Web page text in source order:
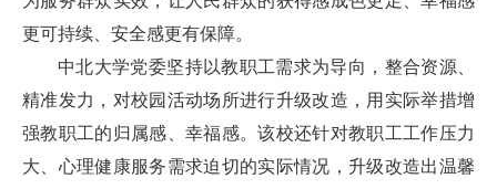
更可持续、安全感更有保障。
中北大学党委坚持以教职工需求为导向，整合资源、
精准发力，对校园活动场所进行升级改造，用实际举措增
强教职工的归属感、幸福感。该校还针对教职工工作压力
大、心理健康服务需求迫切的实际情况，升级改造出温馨